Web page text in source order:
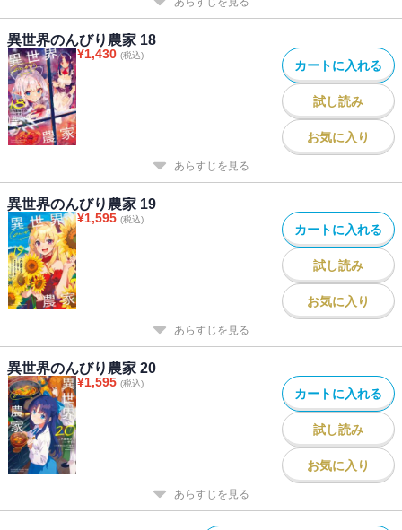
異世界のんびり農家 18
¥1,430 (税込)
カートに入れる
試し読み
お気に入り
あらすじを見る
異世界のんびり農家 19
¥1,595 (税込)
カートに入れる
試し読み
お気に入り
あらすじを見る
異世界のんびり農家 20
¥1,595 (税込)
カートに入れる
試し読み
お気に入り
あらすじを見る